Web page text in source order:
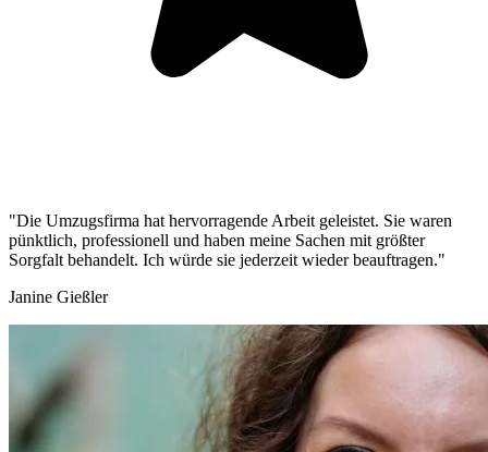
"Die Umzugsfirma hat hervorragende Arbeit geleistet. Sie waren
pünktlich, professionell und haben meine Sachen mit größter
Sorgfalt behandelt. Ich würde sie jederzeit wieder beauftragen."
Janine Gießler